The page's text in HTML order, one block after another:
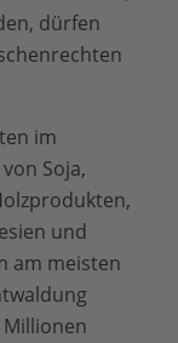
dürfen
im
Soja,
und
am meisten